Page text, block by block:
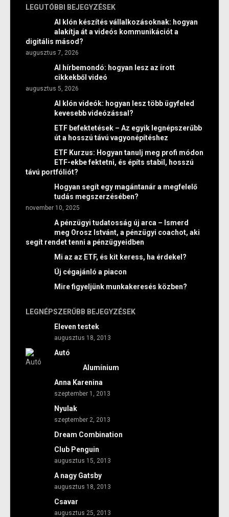
LEGUTÓBBI BEJEGYZÉSEK
AI klón készítés vállalkozásoknak: hogyan
alakítja át a videós kommunikációt a
digitális másod?
augusztus 7, 2026
AI hírbemondó: hogyan lesz az írott
cikkekből videó
augusztus 5, 2026
AI klón videók: hogyan lesz több ügyfeled
kevesebb videózással?
ETF befektetések – Az egyik legnépszerűbb
út a hosszú távú vagyonépítéshez
ETF Kurzus: Hogyan tanulj meg profi módon
ETF-ekbe fektetni, és építs stabil, hosszú
távú portfóliót?
Hogyan segít egy magántanár a megfelelő
tudás megszerzésében?
november 10, 2025
A pénzügyi tudatosság új arca – Ismerd
meg Orosz Istvánt, a pénzügyi coachot, aki
segít rendet tenni a pénzügyeidben
Mi az az ETF, és kit keress, ha érdekel?
Új cégajánló a piacon
Mire figyeljünk munkakeresés közben?
LEGNÉPSZERŰBB BEJEGYZÉSEK
Eleven testek
augusztus 18, 2013
Autó
Alumínium
Anna Karenina
szeptember 1, 2013
Nyulak
szeptember 2, 2013
Dream Combination
Club Penguin
augusztus 15, 2013
A nagy Gatsby
augusztus 18, 2013
Csavar
augusztus 25, 2013